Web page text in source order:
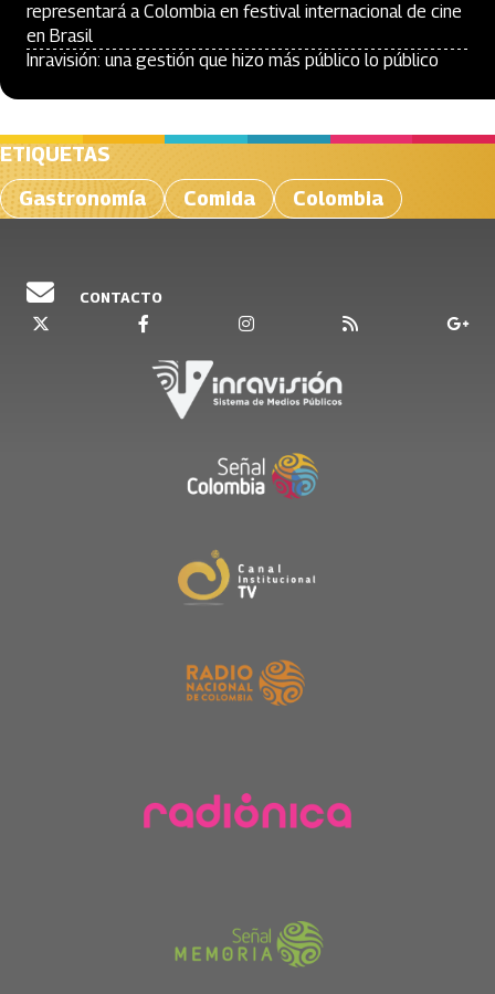
representará a Colombia en festival internacional de cine
en Brasil
Inravisión: una gestión que hizo más público lo público
ETIQUETAS
Gastronomía
Comida Colombia
CONTACTO